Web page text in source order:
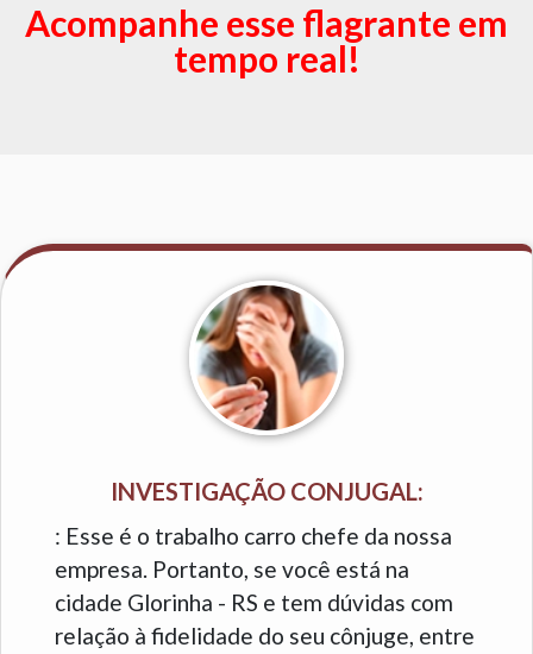
Acompanhe esse flagrante em
tempo real!
INVESTIGAÇÃO CONJUGAL:
: Esse é o trabalho carro chefe da nossa
empresa. Portanto, se você está na
cidade Glorinha - RS e tem dúvidas com
relação à fidelidade do seu cônjuge, entre